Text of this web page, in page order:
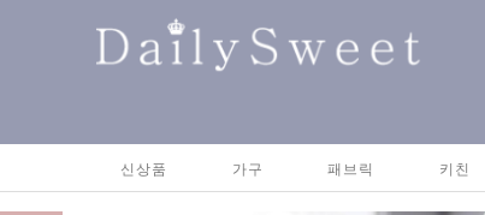
신상품 가구 패브릭 키친